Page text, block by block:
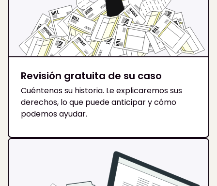
Revisión gratuita de su caso
Cuéntenos su historia. Le explicaremos sus
derechos, lo que puede anticipar y cómo
podemos ayudar.